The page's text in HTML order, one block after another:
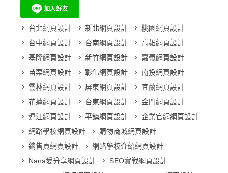
台北網頁設計 新北網頁設計
桃園網頁設計
台中網頁設計
台南網頁設計
高雄網頁設計
基隆網頁設計
新竹網頁設計
嘉義網頁設計
苗栗網頁設計
彰化網頁設計
南投網頁設計
雲林網頁設計
屏東網頁設計
宜蘭網頁設計
花蓮網頁設計
台東網頁設計
金門網頁設計
連江網頁設計
平鎮網頁設計
企業官網網頁設計
網路學校網頁設計
購物商城網頁設計
銷售頁網頁設計
網路學校介紹網頁設計
Nana愛分享網頁設計
SEO實戰網頁設計